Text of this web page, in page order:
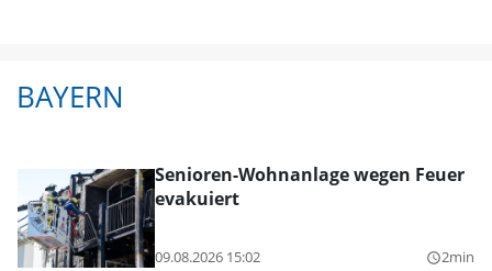
BAYERN
Senioren-Wohnanlage wegen Feuer
evakuiert
09.08.2026 15:02 query_builder2min